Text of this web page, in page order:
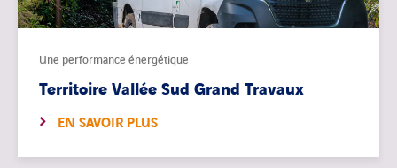
Une performance énergétique
Territoire Vallée Sud Grand Travaux
EN SAVOIR PLUS